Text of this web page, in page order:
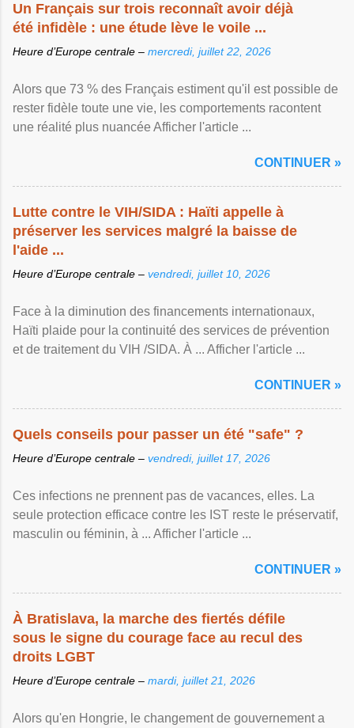
Un Français sur trois reconnaît avoir déjà
été infidèle : une étude lève le voile ...
Heure d’Europe centrale – mercredi, juillet 22, 2026
Alors que 73 % des Français estiment qu'il est possible de
rester fidèle toute une vie, les comportements racontent
une réalité plus nuancée Afficher l'article ...
CONTINUER »
Lutte contre le VIH/SIDA : Haïti appelle à
préserver les services malgré la baisse de
l'aide ...
Heure d’Europe centrale – vendredi, juillet 10, 2026
Face à la diminution des financements internationaux,
Haïti plaide pour la continuité des services de prévention
et de traitement du VIH /SIDA. À ... Afficher l'article ...
CONTINUER »
Quels conseils pour passer un été "safe" ?
Heure d’Europe centrale – vendredi, juillet 17, 2026
Ces infections ne prennent pas de vacances, elles. La
seule protection efficace contre les IST reste le préservatif,
masculin ou féminin, à ... Afficher l'article ...
CONTINUER »
À Bratislava, la marche des fiertés défile
sous le signe du courage face au recul des
droits LGBT
Heure d’Europe centrale – mardi, juillet 21, 2026
Alors qu'en Hongrie, le changement de gouvernement a